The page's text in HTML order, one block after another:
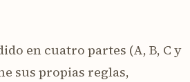
en cuatro partes (A, B, C y
sus propias reglas,